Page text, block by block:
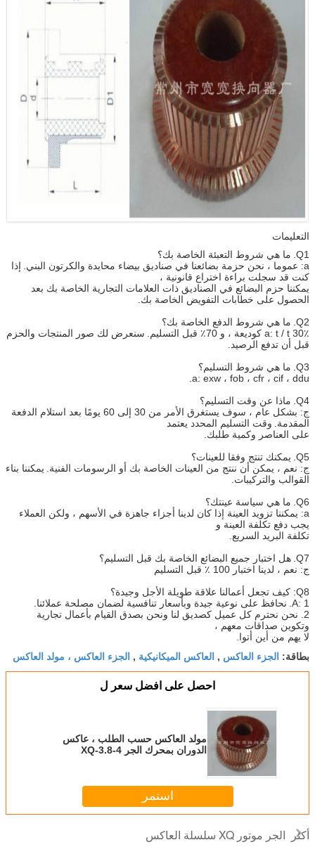
التعليمات
Q1. ما هي شروط التعبئة الخاصة بك؟
a: عموما ، نحن حزمة بضائعنا في صناديق بيضاء محايدة والكرتون البني.
إذا
كنت قد سجلت براءة اختراع قانونية ،
يمكننا حزم البضائع في الصناديق ذات العلامات التجارية الخاصة بك بعد
الحصول على خطابات التفويض الخاصة بك.
Q2. ما هي شروط الدفع الخاصة بك؟
a: t / t 30٪ كوديعة ، و 70٪ قبل التسليم.
سنعرض لك صور المنتجات والحزم
قبل أن تدفع الرصيد.
Q3. ما هي شروط التسليم؟
a: exw ، fob ، cfr ، cif ، ddu.
Q4. ماذا عن وقت التسليم؟
ج: بشكل عام ، سوف يستغرق الأمر من 30 إلى 60 يومًا بعد استلام الدفعة
المقدمة. وقت التسليم المحدد يعتمد
على العناصر وكمية طلبك.
Q5. يمكنك تنتج وفقا للعينات؟
ج: نعم ، يمكن أن ننتج من العينات الخاصة بك أو الرسومات الفنية. يمكننا بناء
القوالب والتركيبات.
Q6. ما هي سياسة عينتك؟
a: يمكننا تزويد العينة إذا كان لدينا أجزاء جاهزة في الأسهم ، ولكن العملاء
يجب دفع تكلفة العينة و
تكلفة البريد السريع.
Q7. هل اختبار جميع البضائع الخاصة بك قبل التسليم؟
ج: نعم ، لدينا اختبار 100 ٪ قبل التسليم
Q8: كيف تجعل أعمالنا علاقة طويلة الأجل وجيدة؟
A: 1. نحافظ على نوعية جيدة وبأسعار تنافسية لضمان مصلحة عملائنا.
2. نحن نحترم كل عميل كصديق لنا ونحن بصدق القيام بأعمال تجارية
وتكوين صداقات معهم ،
لا يهم من أين أتوا.
بطاقة: الجزء العاكس , العاكس الميكانيكية , الجزء العاكس ، مولد العاكس
احصل على افضل سعر ل
مولد العاكس حسب الطلب ، عاكس
الدوران بمحرك الجر XQ-3.8-4
استمر
أكثر الجر موتور XQ سلسلة العاكس